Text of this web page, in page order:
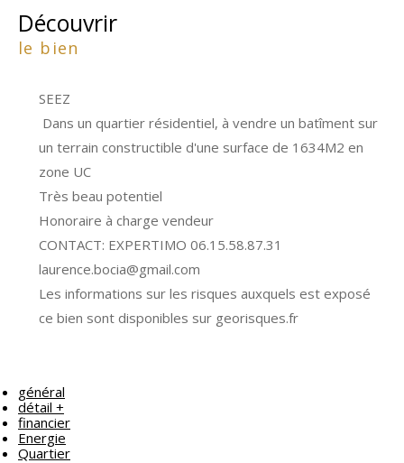
découvrir
le bien
SEEZ
Dans un quartier résidentiel, à vendre un batîment sur
un terrain constructible d'une surface de 1634M2 en
zone UC
Très beau potentiel
Honoraire à charge vendeur
CONTACT: EXPERTIMO 06.15.58.87.31
laurence.bocia@gmail.com
Les informations sur les risques auxquels est exposé
ce bien sont disponibles sur georisques.fr
général
détail +
financier
Energie
Quartier